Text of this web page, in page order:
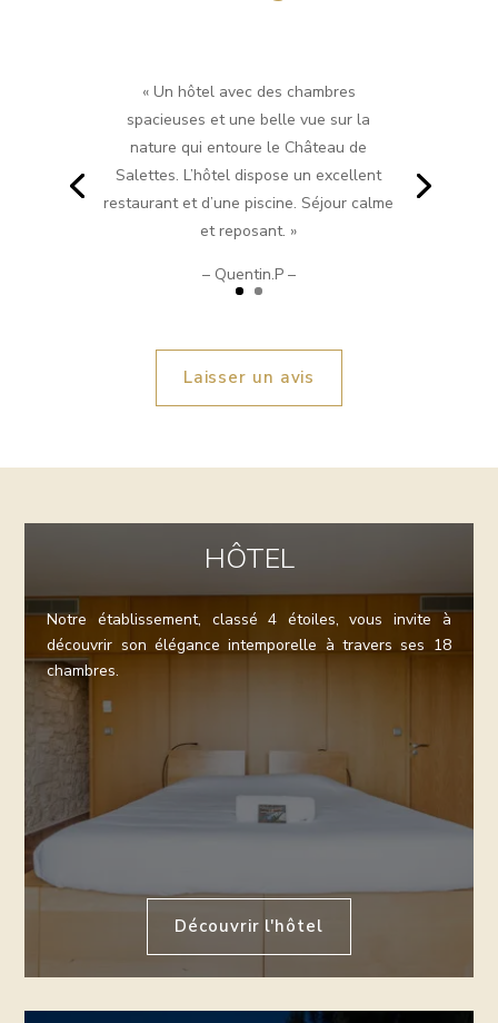
« Un hôtel avec des chambres
spacieuses et une belle vue sur la
nature qui entoure le Château de
Salettes. L’hôtel dispose un excellent
restaurant et d’une piscine. Séjour calme
et reposant. »
– Quentin.P –
Laisser un avis
HÔTEL
Notre établissement, classé 4 étoiles, vous invite à
découvrir son élégance intemporelle à travers ses 18
chambres.
Découvrir l'hôtel